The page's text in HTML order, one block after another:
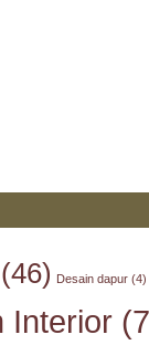
(46) Desain dapur(4)
Interior